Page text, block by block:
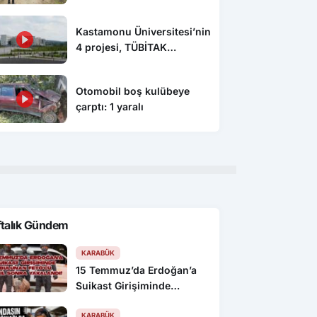
Kastamonu Üniversitesi’nin
4 projesi, TÜBİTAK
Otomobil boş kulübeye
çarptı: 1 yaralı
Gündem
KARABÜK
15 Temmuz’da Erdoğan’a
Suikast Girişiminde
KARABÜK